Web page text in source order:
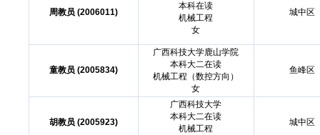
周教员 (2006011)
本科在读
机械工程
女
城中区
童教员 (2005834)
广西科技大学鹿山学院
本科大二在读
机械工程（数控方向）
女
鱼峰区
胡教员 (2005923)
广西科技大学
本科大二在读
机械工程
城中区